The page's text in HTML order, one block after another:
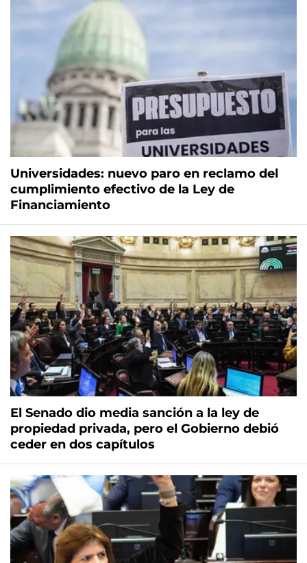
Universidades: nuevo paro en reclamo del
cumplimiento efectivo de la Ley de
Financiamiento
El Senado dio media sanción a la ley de
propiedad privada, pero el Gobierno debió
ceder en dos capítulos